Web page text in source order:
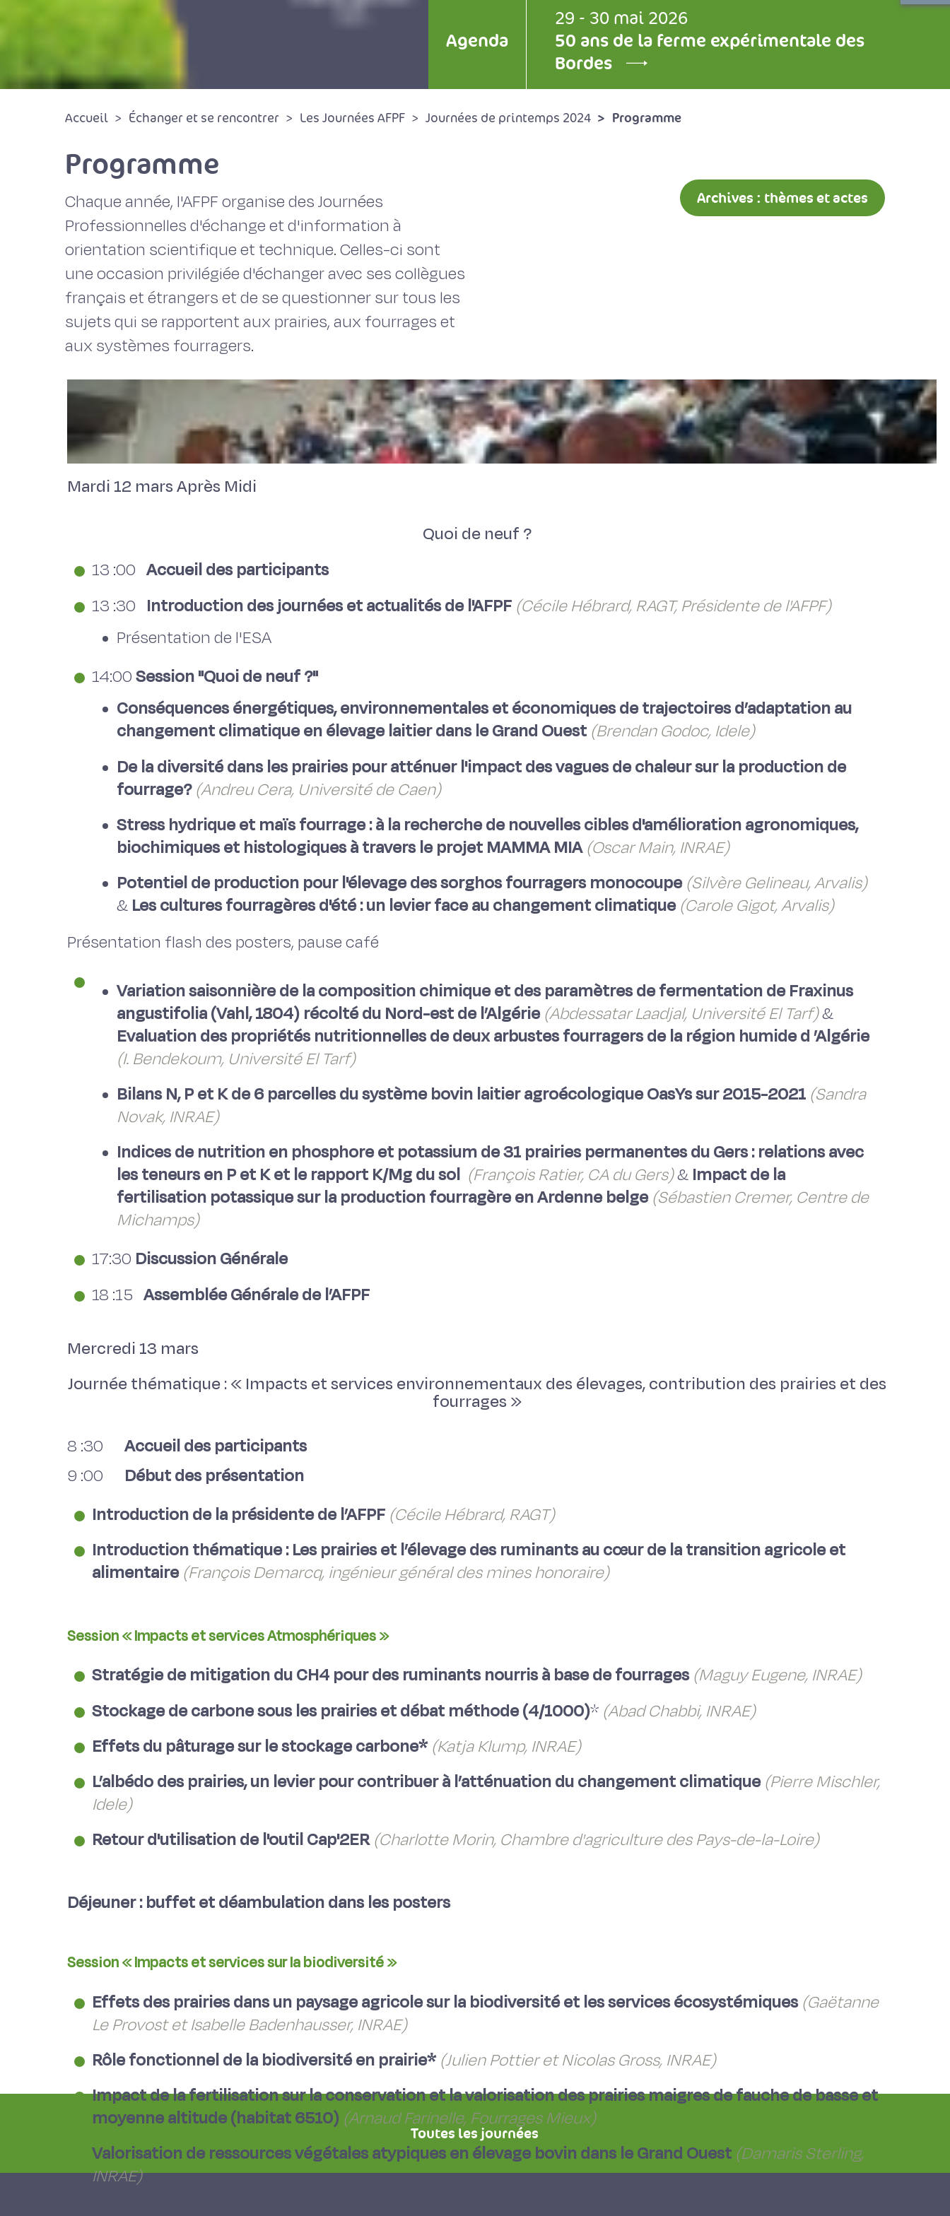
Agenda
29 - 30 mai 2026
50 ans de la ferme expérimentale des
Bordes
Accueil Échanger et se rencontrer Les Journées AFPF Journées de printemps 2024 Programme
Programme
Chaque année, l'AFPF organise des Journées
Professionnelles d'échange et d'information à
orientation scientifique et technique. Celles-ci sont
une occasion privilégiée d'échanger avec ses collègues
français et étrangers et de se questionner sur tous les
sujets qui se rapportent aux prairies, aux fourrages et
aux systèmes fourragers.
Archives : thèmes et actes
Mardi 12 mars Après Midi
Quoi de neuf ?
13 :00 Accueil des participants
13 :30 Introduction des journées et actualités de l'AFPF (Cécile Hébrard, RAGT, Présidente de l'AFPF)
Présentation de l'ESA
14:00Session "Quoi de neuf ?"
Conséquences énergétiques, environnementales et économiques de trajectoires d’adaptation au
changement climatique en élevage laitier dans le Grand Ouest (Brendan Godoc, Idele)
De la diversité dans les prairies pour atténuer l'impact des vagues de chaleur sur la production de
fourrage? (Andreu Cera, Université de Caen)
Stress hydrique et maïs fourrage : à la recherche de nouvelles cibles d'amélioration agronomiques,
biochimiques et histologiques à travers le projet MAMMA MIA (Oscar Main, INRAE)
Potentiel de production pour l'élevage des sorghos fourragers monocoupe (Silvère Gelineau, Arvalis)
& Les cultures fourragères d'été : un levier face au changement climatique (Carole Gigot, Arvalis)
Présentation flash des posters, pause café
Variation saisonnière de la composition chimique et des paramètres de fermentation de Fraxinus
angustifolia (Vahl, 1804) récolté du Nord-est de l’Algérie (Abdessatar Laadjal, Université El Tarf)&
Evaluation des propriétés nutritionnelles de deux arbustes fourragers de la région humide d ’Algérie
(I. Bendekoum, Université El Tarf)
Bilans N, P et K de 6 parcelles du système bovin laitier agroécologique OasYs sur 2015-2021 (Sandra
Novak, INRAE)
Indices de nutrition en phosphore et potassium de 31 prairies permanentes du Gers : relations avec
les teneurs en P et K et le rapport K/Mg du sol (François Ratier, CA du Gers)& Impact de la
fertilisation potassique sur la production fourragère en Ardenne belge (Sébastien Cremer, Centre de
Michamps)
17:30 Discussion Générale
18 :15 Assemblée Générale de l’AFPF
Mercredi 13 mars
Journée thématique : « Impacts et services environnementaux des élevages, contribution des prairies et des
fourrages »
8 :30 Accueil des participants
9 :00 Début des présentation
Introduction de la présidente de l’AFPF (Cécile Hébrard, RAGT)
Introduction thématique : Les prairies et l’élevage des ruminants au cœur de la transition agricole et
alimentaire(François Demarcq, ingénieur général des mines honoraire)
Session « Impacts et services Atmosphériques »
Stratégie de mitigation du CH4 pour des ruminants nourris à base de fourrages (Maguy Eugene, INRAE)
Stockage de carbone sous les prairies et débat méthode (4/1000)* (Abad Chabbi, INRAE)
Effets du pâturage sur le stockage carbone* (Katja Klump, INRAE)
L’albédo des prairies, un levier pour contribuer à l’atténuation du changement climatique (Pierre Mischler,
Idele)
Retour d'utilisation de l'outil Cap'2ER (Charlotte Morin, Chambre d'agriculture des Pays-de-la-Loire)
Déjeuner : buffet et déambulation dans les posters
Session « Impacts et services sur la biodiversité »
Effets des prairies dans un paysage agricole sur la biodiversité et les services écosystémiques (Gaëtanne
Le Provost et Isabelle Badenhausser, INRAE)
Rôle fonctionnel de la biodiversité en prairie* (Julien Pottier et Nicolas Gross, INRAE)
Impact de la fertilisation sur la conservation et la valorisation des prairies maigres de fauche de basse et
moyenne altitude (habitat 6510) (Arnaud Farinelle, Fourrages Mieux)
Valorisation de ressources végétales atypiques en élevage bovin dans le Grand Ouest (Damaris Sterling,
INRAE)
Toutes les journées